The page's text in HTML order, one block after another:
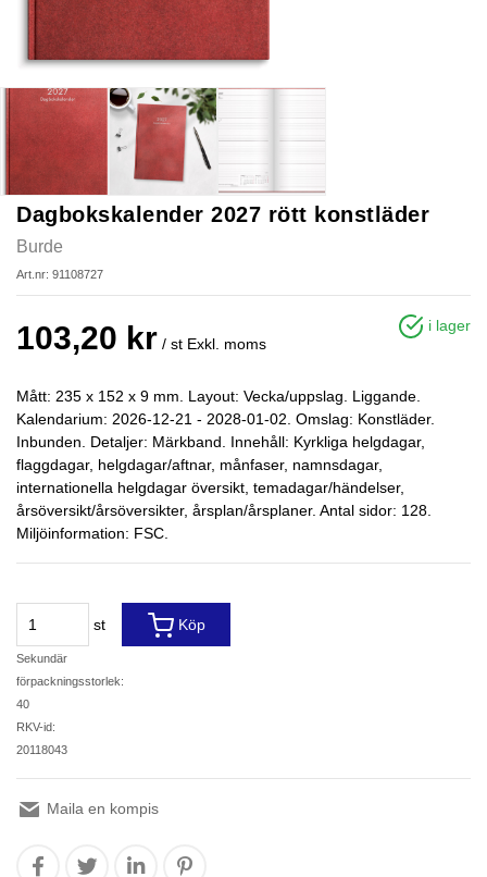
Dagbokskalender 2027 rött konstläder
Burde
Art.nr: 91108727
103,20 kr / st Exkl. moms
i lager
Mått: 235 x 152 x 9 mm. Layout: Vecka/uppslag. Liggande.
Kalendarium: 2026-12-21 - 2028-01-02. Omslag: Konstläder.
Inbunden. Detaljer: Märkband. Innehåll: Kyrkliga helgdagar,
flaggdagar, helgdagar/aftnar, månfaser, namnsdagar,
internationella helgdagar översikt, temadagar/händelser,
årsöversikt/årsöversikter, årsplan/årsplaner. Antal sidor: 128.
Miljöinformation: FSC.
st
Sekundär
förpackningsstorlek:
40
RKV-id:
20118043
Köp
Maila en kompis